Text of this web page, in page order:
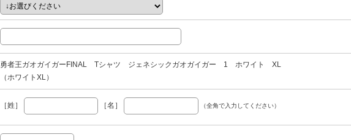
勇者王ガオガイガーFINAL Tシャツ ジェネシックガオガイガー 1 ホワイト XL
（ホワイトXL）
［姓］ ［名］ （全角で入力してください）